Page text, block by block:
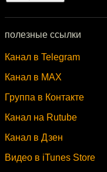
полезные ссылки
Канал в Telegram
Канал в MAX
Группа в Контакте
Канал на Rutube
Канал в Дзен
Видео в iTunes Store